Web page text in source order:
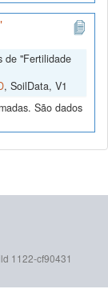
de "Fertilidade
, SoilData, V1
São dados
1122-cf90431